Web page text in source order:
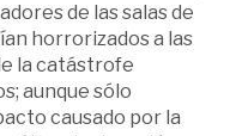
de las salas de
horrorizados a las
la catástrofe
aunque sólo
causado por la